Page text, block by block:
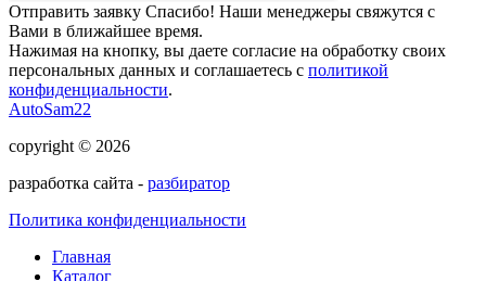
Отправить заявку Спасибо! Наши менеджеры свяжутся с
Вами в ближайшее время.
Нажимая на кнопку, вы даете согласие на обработку своих
персональных данных и соглашаетесь с политикой
конфиденциальности.
AutoSam22
copyright © 2026
разработка сайта - разбиратор
Политика конфиденциальности
Главная
Каталог